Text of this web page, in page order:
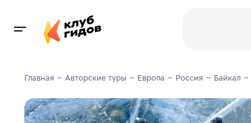
Главная Авторские туры Европа Россия Байкал